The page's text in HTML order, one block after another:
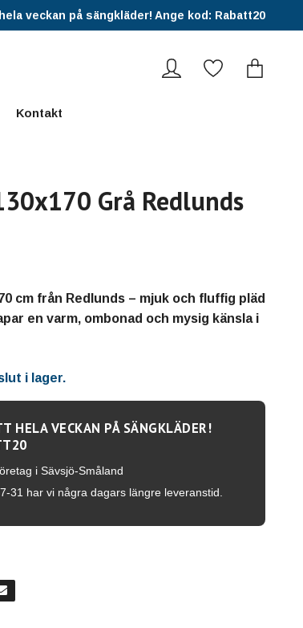
veckan på sängkläder! Ange kod: Rabatt20
Kontakt
Grå Redlunds
cm från Redlunds – mjuk och fluffig pläd
en varm, ombonad och mysig känsla i
i lager.
HELA VECKAN PÅ SÄNGKLÄDER!
i Sävsjö-Småland
31 har vi några dagars längre leveranstid.